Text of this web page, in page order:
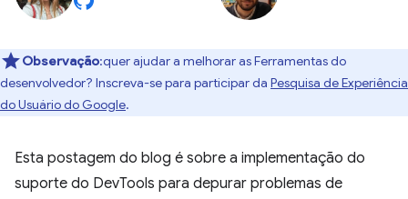
Observação:quer ajudar a melhorar as Ferramentas do
desenvolvedor? Inscreva-se para participar da Pesquisa de Experiência
do Usuário do Google.
Esta postagem do blog é sobre a implementação do
suporte do DevTools para depurar problemas de